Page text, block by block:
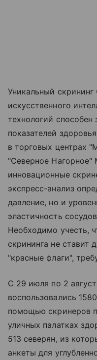
Уникальный
искусственного
технологий способен
показателей
в торговых центрах
"Северное Нагорное"
инновационные
экспресс-анализ
давление, но и
эластичность
Необходимо учесть,
скрининга не ставит
"красные флаги",
С 29 июля по 2
воспользовались
помощью скринеров
уличных палатках
513 северян, из
анкеты для